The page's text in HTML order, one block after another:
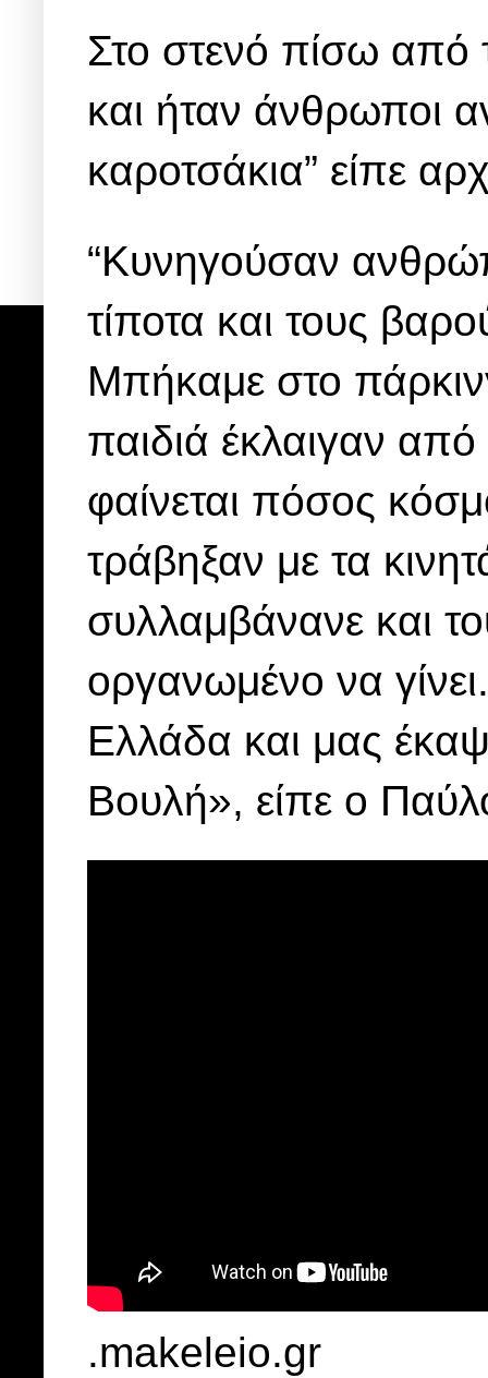
Στο στενό πίσω από
και ήταν άνθρωποι
καροτσάκια” είπε
“Κυνηγούσαν
τίποτα και τους
Μπήκαμε στο
παιδιά έκλαιγαν
φαίνεται πόσος
τράβηξαν με τα
συλλαμβάνανε και
οργανωμένο να
Ελλάδα και μας
Βουλή», είπε ο
.makeleio.gr